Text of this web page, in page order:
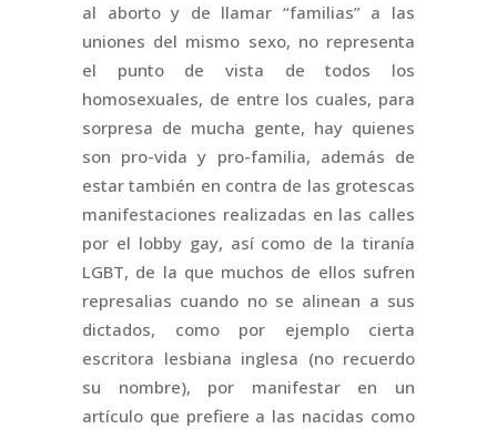
al aborto y de llamar “familias” a las
uniones del mismo sexo, no representa
el punto de vista de todos los
homosexuales, de entre los cuales, para
sorpresa de mucha gente, hay quienes
son pro-vida y pro-familia, además de
estar también en contra de las grotescas
manifestaciones realizadas en las calles
por el lobby gay, así como de la tiranía
LGBT, de la que muchos de ellos sufren
represalias cuando no se alinean a sus
dictados, como por ejemplo cierta
escritora lesbiana inglesa (no recuerdo
su nombre), por manifestar en un
artículo que prefiere a las nacidas como